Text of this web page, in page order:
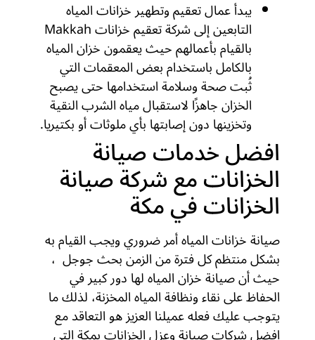
يبدأ عمال تعقيم وتطهير خزانات المياه
التابعين إلى شركة تعقيم خزانات Makkah
بالقيام بأعمالهم حيث يعقمون خزان المياه
بالكامل باستخدام بعض المعقمات التي
ثُبت صحة وسلامة استخدامها حتى يصبح
الخزان جاهزًا لاستقبال مياه الشرب النقية
وتخزينها دون إصابتها بأي ملوثات أو بكتيريا.
افضل خدمات صيانة
الخزانات مع شركة صيانة
الخزانات في مكة
صيانة خزانات المياه أمر ضروري ويجب القيام به
بشكل منتظم كل فترة من الزمن بحث جوجل ،
حيث أن صيانة خزان المياه لها دور كبير في
الحفاظ على نقاء ونظافة المياه المخزنة، لذلك ما
يتوجب عليك فعله عميلنا العزيز هو التعاقد مع